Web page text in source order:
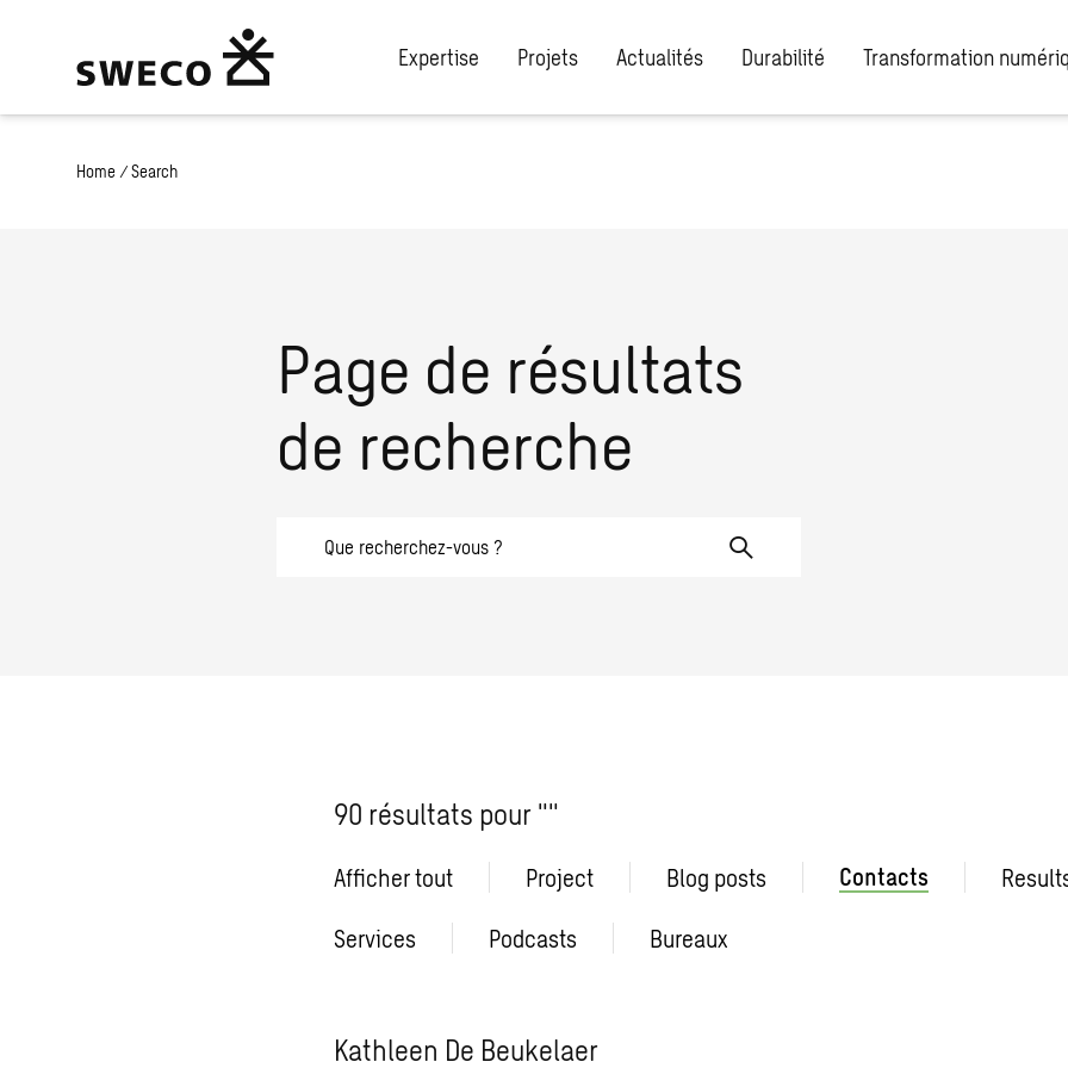
Expertise Projets Actualités Durabilité Transformation
Home / Search
Page de résultats
de recherche
recherchez-
90 résultats pour ""
Afficher tout Project Blog posts Contacts
Services Podcasts Bureaux
Kathleen De Beukelaer